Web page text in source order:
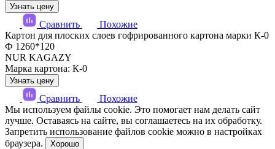
Узнать цену
Сравнить
Похожие
Картон для плоских слоев гофрированного картона марки К-0
Ф 1260*120
NUR KAGAZY
Марка картона: К-0
Узнать цену
Сравнить
Похожие
Мы используем файлы cookie. Это помогает нам делать сайт
лучше. Оставаясь на сайте, вы соглашаетесь на их обработку.
Запретить использование файлов cookie можно в настройках
браузера.
Хорошо